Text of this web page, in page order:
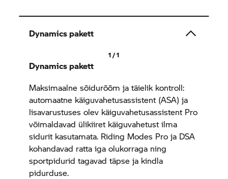
Dynamics pakett
1 / 1
Dynamics pakett
Maksimaalne sõidurõõm ja täielik kontroll:
automaatne käiguvahetusassistent (ASA) ja
lisavarustuses olev käiguvahetusassistent Pro
võimaldavad ülikiiret käiguvahetust ilma
sidurit kasutamata. Riding Modes Pro ja DSA
kohandavad ratta iga olukorraga ning
sportpidurid tagavad täpse ja kindla
pidurduse.